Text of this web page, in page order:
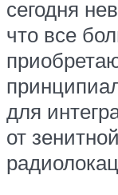
сегодня
что все
для
от